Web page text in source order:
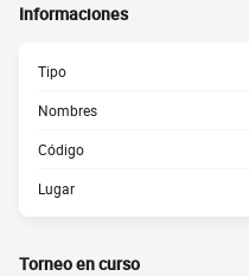
Informaciones
Tipo
Nombres
Código
Lugar
Torneo en curso